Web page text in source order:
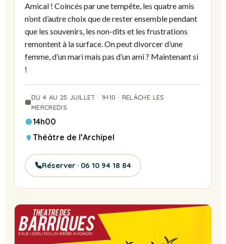
Amical ! Coincés par une tempête, les quatre amis
n’ont d’autre choix que de rester ensemble pendant
que les souvenirs, les non-dits et les frustrations
remontent à la surface. On peut divorcer d’une
femme, d’un mari mais pas d’un ami ? Maintenant si
!
DU 4 AU 25 JUILLET · 1H10 · RELÂCHE LES
MERCREDIS
14h00
Théâtre de l’Archipel
Réserver · 06 10 94 18 84